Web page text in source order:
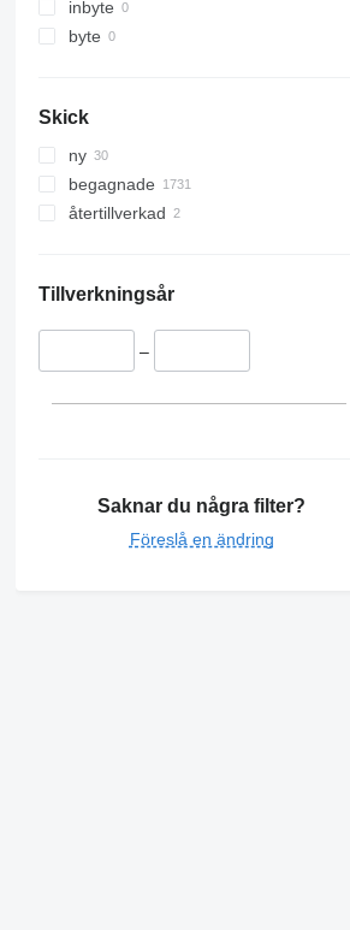
inbyte
byte
Skick
ny
begagnade
återtillverkad
Tillverkningsår
–
Saknar du några filter?
Föreslå en ändring